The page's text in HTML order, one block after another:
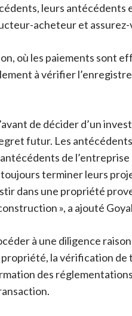
leurs
acheteur et
où les paiements sont
à vérifier
de décider d’un
futur. Les
de
terminer leurs
dans une propriété
», a ajouté
à une diligence
la vérification
des